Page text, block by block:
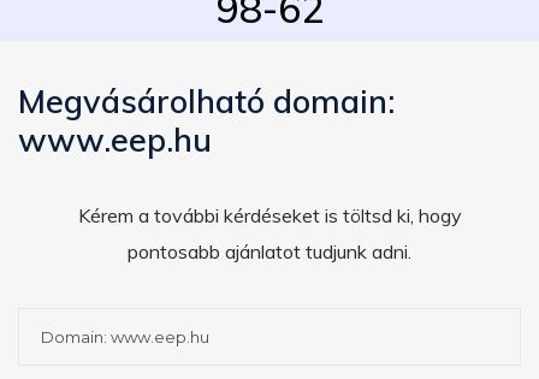
Megvásárolható domain:
www.eep.hu
Kérem a további kérdéseket is töltsd ki, hogy
pontosabb ajánlatot tudjunk adni.